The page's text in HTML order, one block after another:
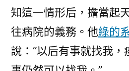
知這一情形后，擔當起
往病院的義務。他綠的
說：“以后有事就找我，